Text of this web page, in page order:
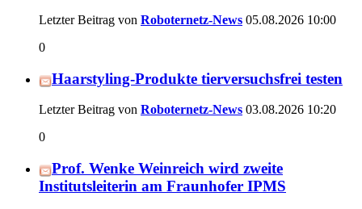
Letzter Beitrag von Roboternetz-News 05.08.2026 10:00
0
Haarstyling-Produkte tierversuchsfrei testen
Letzter Beitrag von Roboternetz-News 03.08.2026 10:20
0
Prof. Wenke Weinreich wird zweite
Institutsleiterin am Fraunhofer IPMS